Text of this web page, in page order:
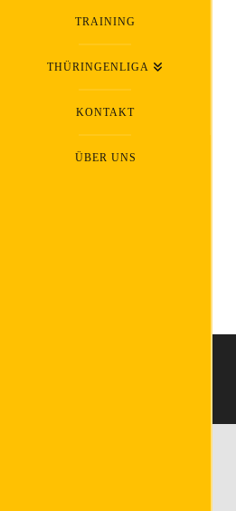
TRAINING
THÜRINGENLIGA
KONTAKT
ÜBER UNS